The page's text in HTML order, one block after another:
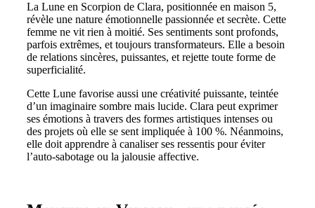
La Lune en Scorpion de Clara, positionnée en maison 5,
révèle une nature émotionnelle passionnée et secrète. Cette
femme ne vit rien à moitié. Ses sentiments sont profonds,
parfois extrêmes, et toujours transformateurs. Elle a besoin
de relations sincères, puissantes, et rejette toute forme de
superficialité.
Cette Lune favorise aussi une créativité puissante, teintée
d’un imaginaire sombre mais lucide. Clara peut exprimer
ses émotions à travers des formes artistiques intenses ou
des projets où elle se sent impliquée à 100 %. Néanmoins,
elle doit apprendre à canaliser ses ressentis pour éviter
l’auto-sabotage ou la jalousie affective.